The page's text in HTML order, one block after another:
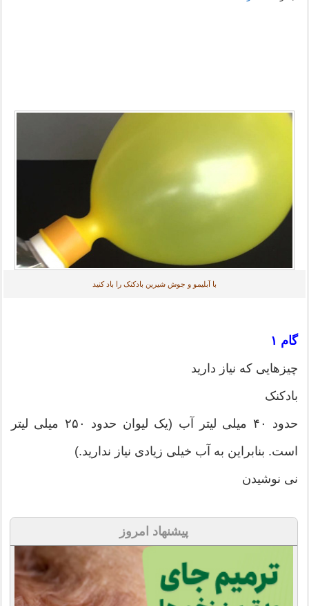
با آبلیمو و جوش شیرین بادکنک را باد کنید
گام ۱
چیزهایی که نیاز دارید
بادکنک
حدود ۴۰ میلی لیتر آب (یک لیوان حدود ۲۵۰ میلی لیتر
است. بنابراین به آب خیلی زیادی نیاز ندارید.)
نی نوشیدن
پیشنهاد امروز